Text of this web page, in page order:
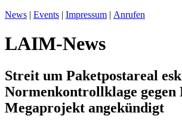
News | Events | Impressum | Anrufen
LAIM-News
Streit um Paketpostareal
Normenkontrollklage gegen
Megaprojekt angekündigt